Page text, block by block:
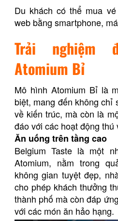
Du khách có thể mua
web bằng smartphone,
Trải nghiệm
Atomium Bỉ
Mô hình Atomium Bỉ là
biệt, mang đến không chỉ
về kiến trúc, mà còn là
đáo với các hoạt động thú
Ăn uống trên tầng cao
Belgium Taste là một
Atomium, nằm trong
không gian tuyệt đẹp,
cho phép khách thưởng
thành phố mà còn đáp
với các món ăn hảo hạng.